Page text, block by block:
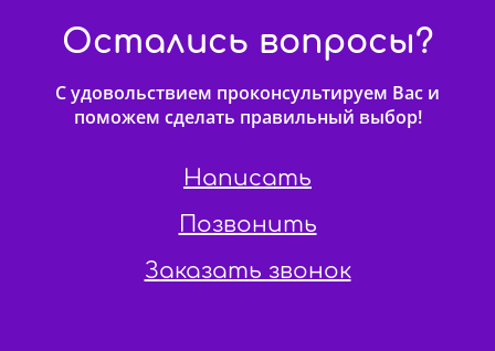
Остались вопросы?
С удовольствием проконсультируем Вас и
поможем сделать правильный выбор!
Написать
Позвонить
Заказать звонок